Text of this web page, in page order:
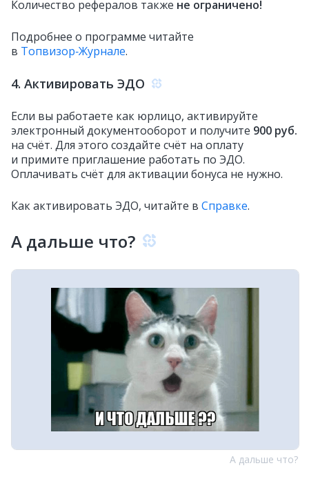
Количество рефералов также не ограничено!
Подробнее о программе читайте
в Топвизор‑Журнале.
4. Активировать ЭДО
Если вы работаете как юрлицо, активируйте
электронный документооборот и получите 900 руб.
на счёт. Для этого создайте счёт на оплату
и примите приглашение работать по ЭДО.
Оплачивать счёт для активации бонуса не нужно.
Как активировать ЭДО, читайте в Справке.
А дальше что?
А дальше что?